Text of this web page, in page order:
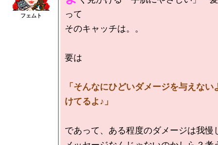
って
そのキャッチは。。
要は
「そんなにひどいダメージを与えない
けてるよ♪」
であって、ある程度のダメージは我慢